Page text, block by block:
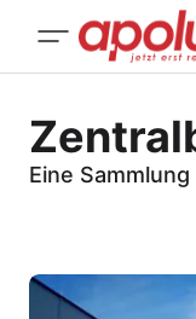
Eine